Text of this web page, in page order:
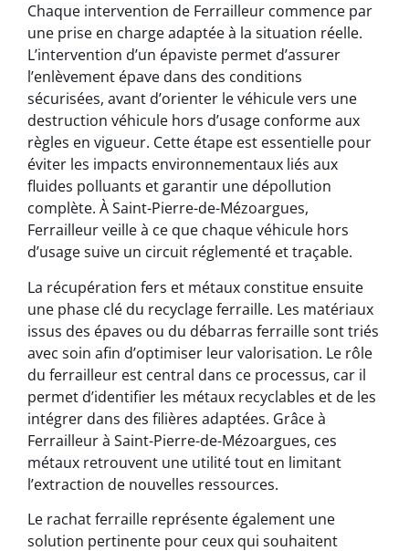
Chaque intervention de Ferrailleur commence par
une prise en charge adaptée à la situation réelle.
L’intervention d’un épaviste permet d’assurer
l’enlèvement épave dans des conditions
sécurisées, avant d’orienter le véhicule vers une
destruction véhicule hors d’usage conforme aux
règles en vigueur. Cette étape est essentielle pour
éviter les impacts environnementaux liés aux
fluides polluants et garantir une dépollution
complète. À Saint-Pierre-de-Mézoargues,
Ferrailleur veille à ce que chaque véhicule hors
d’usage suive un circuit réglementé et traçable.
La récupération fers et métaux constitue ensuite
une phase clé du recyclage ferraille. Les matériaux
issus des épaves ou du débarras ferraille sont triés
avec soin afin d’optimiser leur valorisation. Le rôle
du ferrailleur est central dans ce processus, car il
permet d’identifier les métaux recyclables et de les
intégrer dans des filières adaptées. Grâce à
Ferrailleur à Saint-Pierre-de-Mézoargues, ces
métaux retrouvent une utilité tout en limitant
l’extraction de nouvelles ressources.
Le rachat ferraille représente également une
solution pertinente pour ceux qui souhaitent